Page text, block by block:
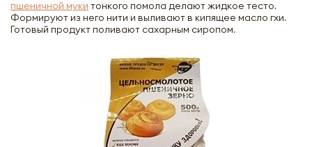
пшеничной муки тонкого помола делают жидкое тесто.
Формируют из него нити и выливают в кипящее масло гхи.
Готовый продукт поливают сахарным сиропом.